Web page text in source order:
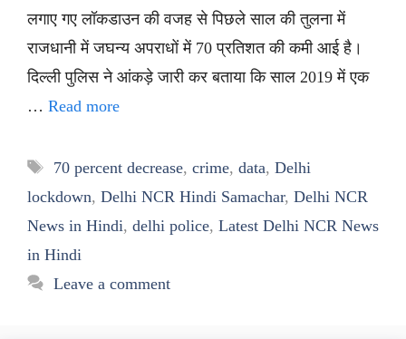
लगाए गए लॉकडाउन की वजह से पिछले साल की तुलना में
राजधानी में जघन्य अपराधों में 70 प्रतिशत की कमी आई है।
दिल्ली पुलिस ने आंकड़े जारी कर बताया कि साल 2019 में एक
… Read more
Tags
70 percent decrease, crime, data, Delhi
lockdown, Delhi NCR Hindi Samachar, Delhi NCR
News in Hindi, delhi police, Latest Delhi NCR News
in Hindi
Leave a comment